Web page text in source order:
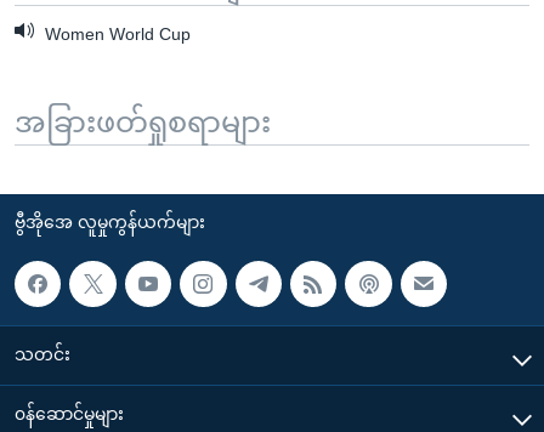
Women World Cup
အခြားဖတ်ရှုစရာများ
ဗွီအိုအေ လူမှုကွန်ယက်များ
သတင်း
၀န်ဆောင်မှုများ